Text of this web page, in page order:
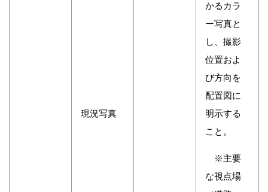
現況写真
かるカラ
ー写真と
し、撮影
位置およ
び方向を
配置図に
明示する
こと。
※主要
な視点場